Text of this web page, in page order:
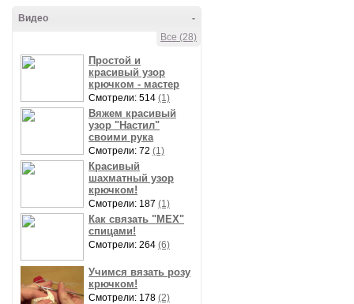
-
Видео
Все (28)
Простой и
красивый узор
крючком - мастер
Смотрели: 514 (1)
Вяжем красивый
узор "Настил"
своими рука
Смотрели: 72 (1)
Красивый
шахматный узор
крючком!
Смотрели: 187 (1)
Как связать "МЕХ"
спицами!
Смотрели: 264 (6)
Учимся вязать розу
крючком!
Смотрели: 178 (2)